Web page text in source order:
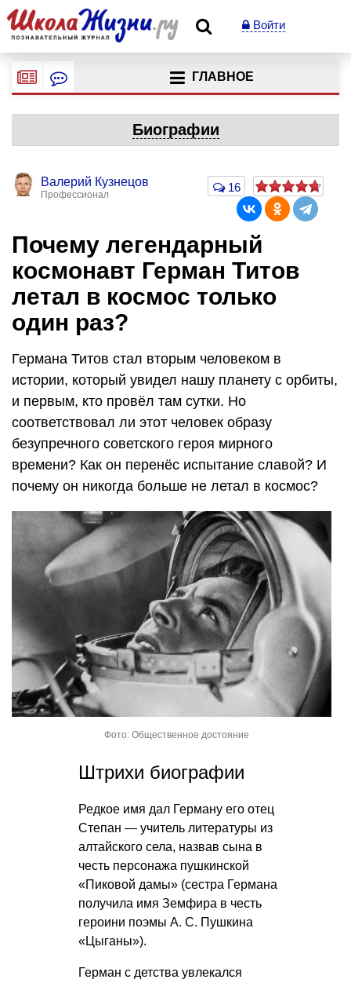
Войти
ГЛАВНОЕ
Биографии
Валерий Кузнецов
Профессионал
16
Почему легендарный
космонавт Герман Титов
летал в космос только
один раз?
Германа Титов стал вторым человеком в
истории, который увидел нашу планету с орбиты,
и первым, кто провёл там сутки. Но
соответствовал ли этот человек образу
безупречного советского героя мирного
времени? Как он перенёс испытание славой? И
почему он никогда больше не летал в космос?
Фото: Общественное достояние
Штрихи биографии
Редкое имя дал Герману его отец
Степан — учитель литературы из
алтайского села, назвав сына в
честь персонажа пушкинской
«Пиковой дамы» (сестра Германа
получила имя Земфира в честь
героини поэмы А. С. Пушкина
«Цыганы»).
Герман с детства увлекался